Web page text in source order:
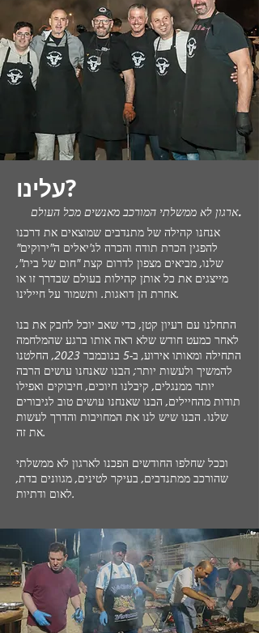
עלינו?
ארגון לא ממשלתי המורכב מאנשים מכל העולם.
אנחנו קהילה של מתנדבים שמוצאים את דרכנו
להפגין הכרת תודה והכרה לג'יאלים ה"ירוקים"
שלנו, מביאים מצפון לדרום קצת "חום של בית",
מייצגים את כל אותן קהילות בעולם שבדרך זו או
אחרת הן דואגות. ותשמור על חיילינו.
התחלנו עם רעיון קטן, כדי שאב יוכל לחבק את בנו
לאחר כמעט חודש שלא ראה אותו ברגע שהמלחמה
התחילה ומאותו אירוע, ב-5 בנובמבר 2023, החלטנו
להמשיך ולעשות יותר; הבנו שאנחנו עושים הרבה
יותר ממנגלים, קיבלנו חיוכים, חיבוקים ואפילו
תודות מהחיילים, הבנו שאנחנו עושים טוב לגיבורים
שלנו. הבנו שיש לנו את המחויבות והדרך לעשות
את זה.
וככל שחלפו החודשים הפכנו לארגון לא ממשלתי
שהורכב ממתנדבים, בעיקר לטינים, מגוונים בדת,
לאום ודתיות.